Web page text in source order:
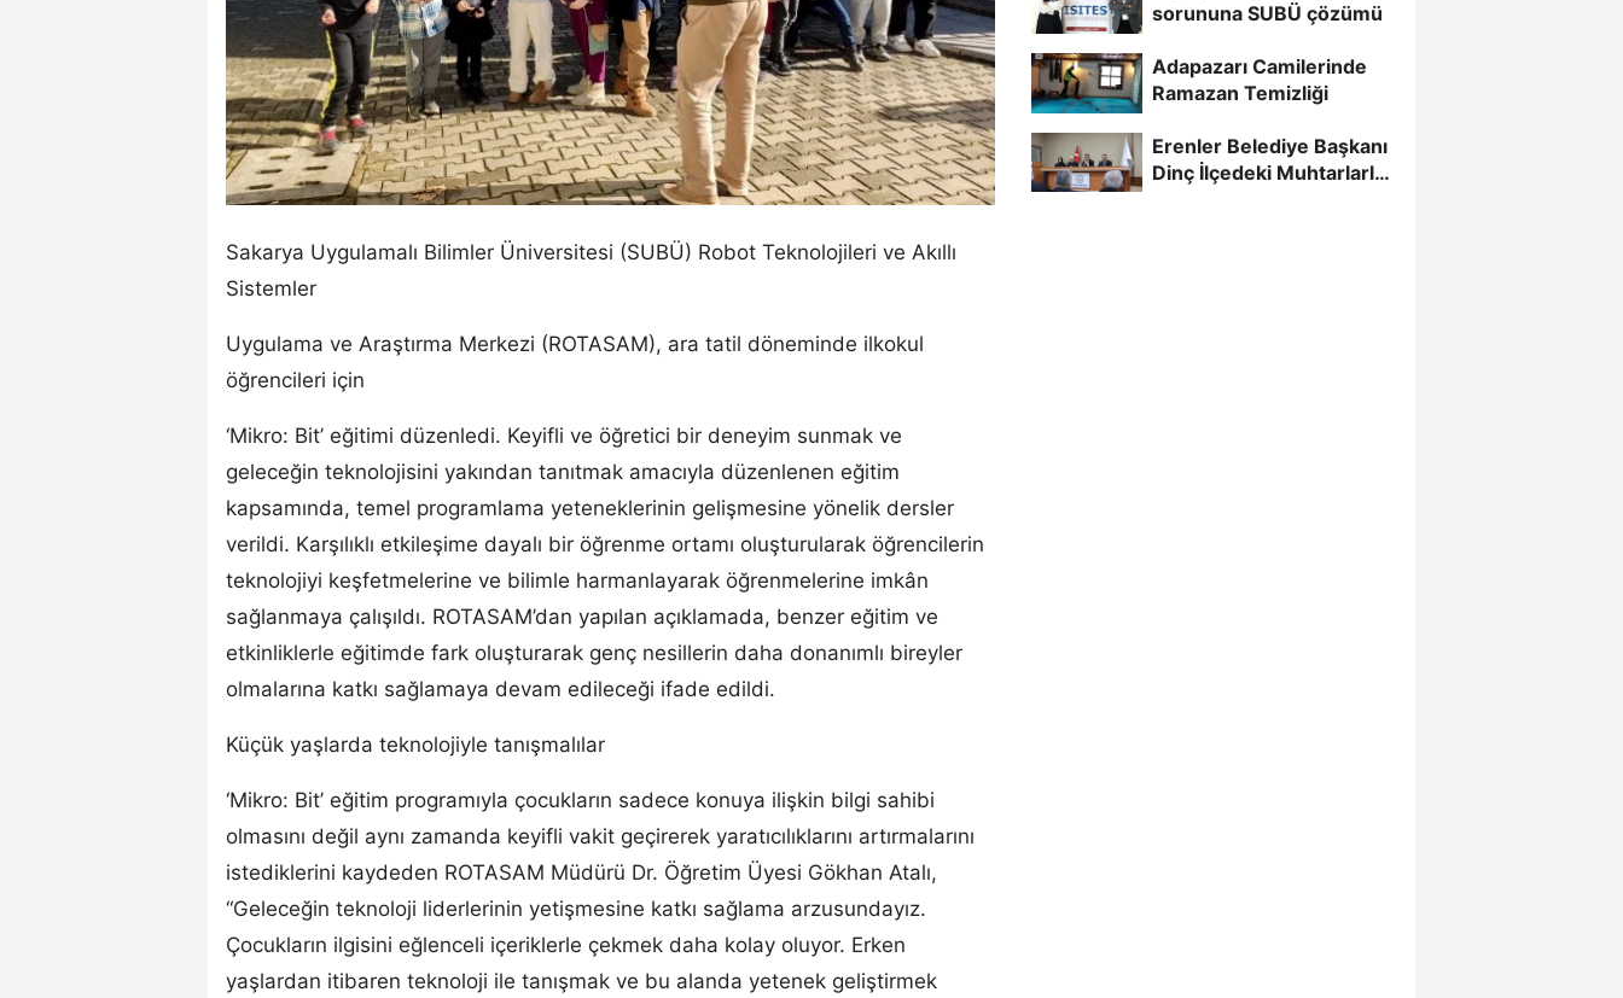
Sakarya Uygulamalı Bilimler Üniversitesi (SUBÜ) Robot Teknolojileri ve Akıllı
Sistemler
Uygulama ve Araştırma Merkezi (ROTASAM), ara tatil döneminde ilkokul
öğrencileri için
‘Mikro: Bit’ eğitimi düzenledi. Keyifli ve öğretici bir deneyim sunmak ve
geleceğin teknolojisini yakından tanıtmak amacıyla düzenlenen eğitim
kapsamında, temel programlama yeteneklerinin gelişmesine yönelik dersler
verildi. Karşılıklı etkileşime dayalı bir öğrenme ortamı oluşturularak öğrencilerin
teknolojiyi keşfetmelerine ve bilimle harmanlayarak öğrenmelerine imkân
sağlanmaya çalışıldı. ROTASAM’dan yapılan açıklamada, benzer eğitim ve
etkinliklerle eğitimde fark oluşturarak genç nesillerin daha donanımlı bireyler
olmalarına katkı sağlamaya devam edileceği ifade edildi.
Küçük yaşlarda teknolojiyle tanışmalılar
‘Mikro: Bit’ eğitim programıyla çocukların sadece konuya ilişkin bilgi sahibi
olmasını değil aynı zamanda keyifli vakit geçirerek yaratıcılıklarını artırmalarını
istediklerini kaydeden ROTASAM Müdürü Dr. Öğretim Üyesi Gökhan Atalı,
“Geleceğin teknoloji liderlerinin yetişmesine katkı sağlama arzusundayız.
Çocukların ilgisini eğlenceli içeriklerle çekmek daha kolay oluyor. Erken
yaşlardan itibaren teknoloji ile tanışmak ve bu alanda yetenek geliştirmek
sorununa SUBÜ çözümü
Adapazarı Camilerinde
Ramazan Temizliği
Erenler Belediye Başkanı
Dinç İlçedeki Muhtarlarla